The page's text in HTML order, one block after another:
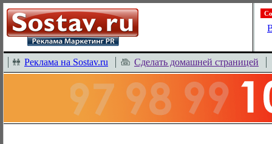
Реклама на Sostav.ru Сделать домашней страницей